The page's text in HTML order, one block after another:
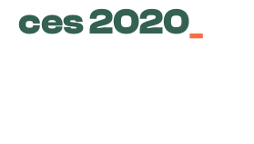
ces 2020